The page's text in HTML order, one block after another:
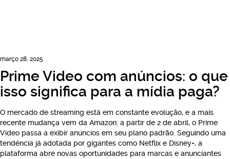
março 28, 2025
Prime Video com anúncios: o que
isso significa para a mídia paga?
O mercado de streaming está em constante evolução, e a mais
recente mudança vem da Amazon: a partir de 2 de abril, o Prime
Video passa a exibir anúncios em seu plano padrão. Seguindo uma
tendência já adotada por gigantes como Netflix e Disney+, a
plataforma abre novas oportunidades para marcas e anunciantes